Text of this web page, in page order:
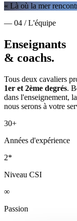
« Là où la mer
— 04 / L'équipe
Enseignants
& coachs.
Tous deux cavaliers
1er et 2ème degrés.
dans l'enseignement,
nous serons à votre
30+
Années d'expérience
2*
Niveau CSI
∞
Passion